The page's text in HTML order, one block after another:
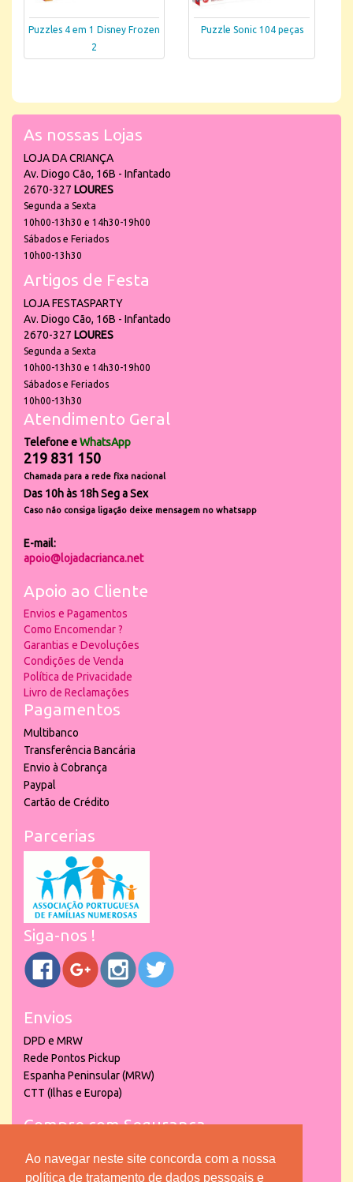
Ao navegar neste site concorda com a nossa
política de tratamento de dados pessoais e
Puzzles 4 em 1 Disney Frozen
2
Puzzle Sonic 104 peças
As nossas Lojas
LOJA DA CRIANÇA
Av. Diogo Cão, 16B - Infantado
2670-327 LOURES
Segunda a Sexta
10h00-13h30 e 14h30-19h00
Sábados e Feriados
10h00-13h30
Artigos de Festa
LOJA FESTASPARTY
Av. Diogo Cão, 16B - Infantado
2670-327 LOURES
Segunda a Sexta
10h00-13h30 e 14h30-19h00
Sábados e Feriados
10h00-13h30
Atendimento Geral
Telefone eWhatsApp
219 831 150
Chamada para a rede fixa nacional
Das 10h às 18h Seg a Sex
Caso não consiga ligação deixe mensagem no whatsapp
E-mail:
apoio@lojadacrianca.net
Apoio ao Cliente
Envios e Pagamentos
Como Encomendar ?
Garantias e Devoluções
Condições de Venda
Política de Privacidade
Livro de Reclamações
Pagamentos
Multibanco
Transferência Bancária
Envio à Cobrança
Paypal
Cartão de Crédito
Parcerias
Siga-nos !
Envios
DPD e MRW
Rede Pontos Pickup
Espanha Peninsular (MRW)
CTT (Ilhas e Europa)
Compre com Segurança